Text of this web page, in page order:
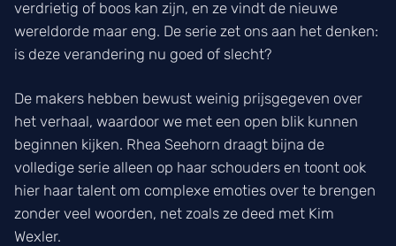
verdrietig of boos kan zijn, en ze vindt de nieuwe
wereldorde maar eng. De serie zet ons aan het denken:
is deze verandering nu goed of slecht?
De makers hebben bewust weinig prijsgegeven over
het verhaal, waardoor we met een open blik kunnen
beginnen kijken. Rhea Seehorn draagt bijna de
volledige serie alleen op haar schouders en toont ook
hier haar talent om complexe emoties over te brengen
zonder veel woorden, net zoals ze deed met Kim
Wexler.